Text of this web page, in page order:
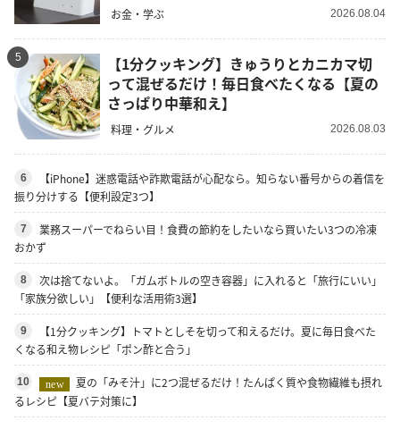
お金・学ぶ 2026.08.04
5
【1分クッキング】きゅうりとカニカマ切
って混ぜるだけ！毎日食べたくなる【夏の
さっぱり中華和え】
料理・グルメ 2026.08.03
6
【iPhone】迷惑電話や詐欺電話が心配なら。知らない番号からの着信を
振り分けする【便利設定3つ】
7
業務スーパーでねらい目！食費の節約をしたいなら買いたい3つの冷凍
おかず
8
次は捨てないよ。「ガムボトルの空き容器」に入れると「旅行にいい」
「家族分欲しい」【便利な活用術3選】
9
【1分クッキング】トマトとしそを切って和えるだけ。夏に毎日食べた
くなる和え物レシピ「ポン酢と合う」
10 new
夏の「みそ汁」に2つ混ぜるだけ！たんぱく質や食物繊維も摂れ
るレシピ【夏バテ対策に】